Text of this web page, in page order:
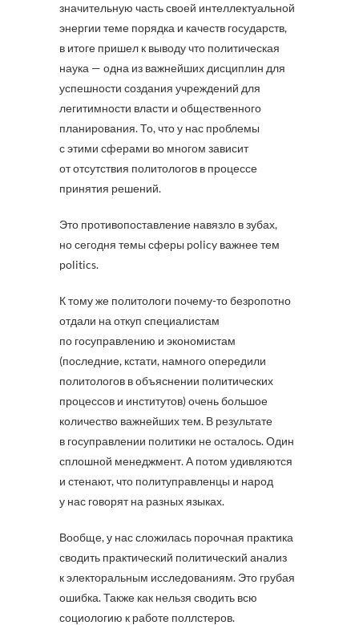
значительную часть своей интеллектуальной
энергии теме порядка и качеств государств,
в итоге пришел к выводу что политическая
наука — одна из важнейших дисциплин для
успешности создания учреждений для
легитимности власти и общественного
планирования. То, что у нас проблемы
с этими сферами во многом зависит
от отсутствия политологов в процессе
принятия решений.
Это противопоставление навязло в зубах,
но сегодня темы сферы policy важнее тем
politics.
К тому же политологи почему-то безропотно
отдали на откуп специалистам
по госуправлению и экономистам
(последние, кстати, намного опередили
политологов в объяснении политических
процессов и институтов) очень большое
количество важнейших тем. В результате
в госуправлении политики не осталось. Один
сплошной менеджмент. А потом удивляются
и стенают, что политуправленцы и народ
у нас говорят на разных языках.
Вообще, у нас сложилась порочная практика
сводить практический политический анализ
к электоральным исследованиям. Это грубая
ошибка. Также как нельзя сводить всю
социологию к работе поллстеров.